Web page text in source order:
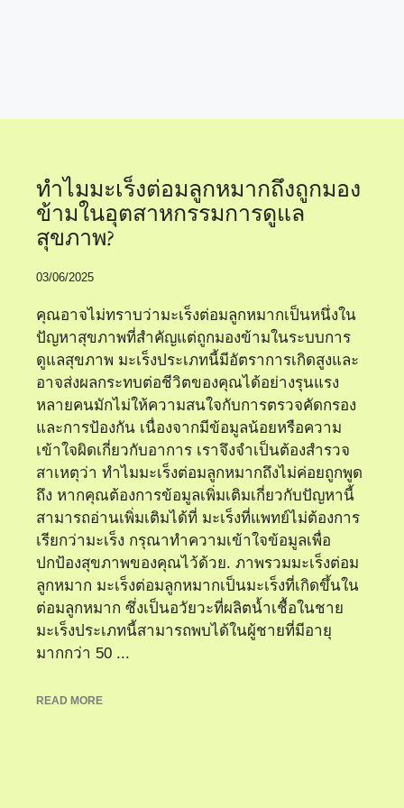
ทำไมมะเร็งต่อมลูกหมากถึงถูกมอง
ข้ามในอุตสาหกรรมการดูแล
สุขภาพ?
03/06/2025
คุณอาจไม่ทราบว่ามะเร็งต่อมลูกหมากเป็นหนึ่งใน
ปัญหาสุขภาพที่สำคัญแต่ถูกมองข้ามในระบบการ
ดูแลสุขภาพ มะเร็งประเภทนี้มีอัตราการเกิดสูงและ
อาจส่งผลกระทบต่อชีวิตของคุณได้อย่างรุนแรง
หลายคนมักไม่ให้ความสนใจกับการตรวจคัดกรอง
และการป้องกัน เนื่องจากมีข้อมูลน้อยหรือความ
เข้าใจผิดเกี่ยวกับอาการ เราจึงจำเป็นต้องสำรวจ
สาเหตุว่า ทำไมมะเร็งต่อมลูกหมากถึงไม่ค่อยถูกพูด
ถึง หากคุณต้องการข้อมูลเพิ่มเติมเกี่ยวกับปัญหานี้
สามารถอ่านเพิ่มเติมได้ที่ มะเร็งที่แพทย์ไม่ต้องการ
เรียกว่ามะเร็ง กรุณาทำความเข้าใจข้อมูลเพื่อ
ปกป้องสุขภาพของคุณไว้ด้วย. ภาพรวมมะเร็งต่อม
ลูกหมาก มะเร็งต่อมลูกหมากเป็นมะเร็งที่เกิดขึ้นใน
ต่อมลูกหมาก ซึ่งเป็นอวัยวะที่ผลิตน้ำเชื้อในชาย
มะเร็งประเภทนี้สามารถพบได้ในผู้ชายที่มีอายุ
มากกว่า 50 ...
READ MORE